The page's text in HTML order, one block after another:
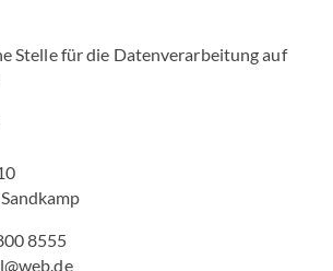
Stelle für die Datenverarbeitung auf
8555